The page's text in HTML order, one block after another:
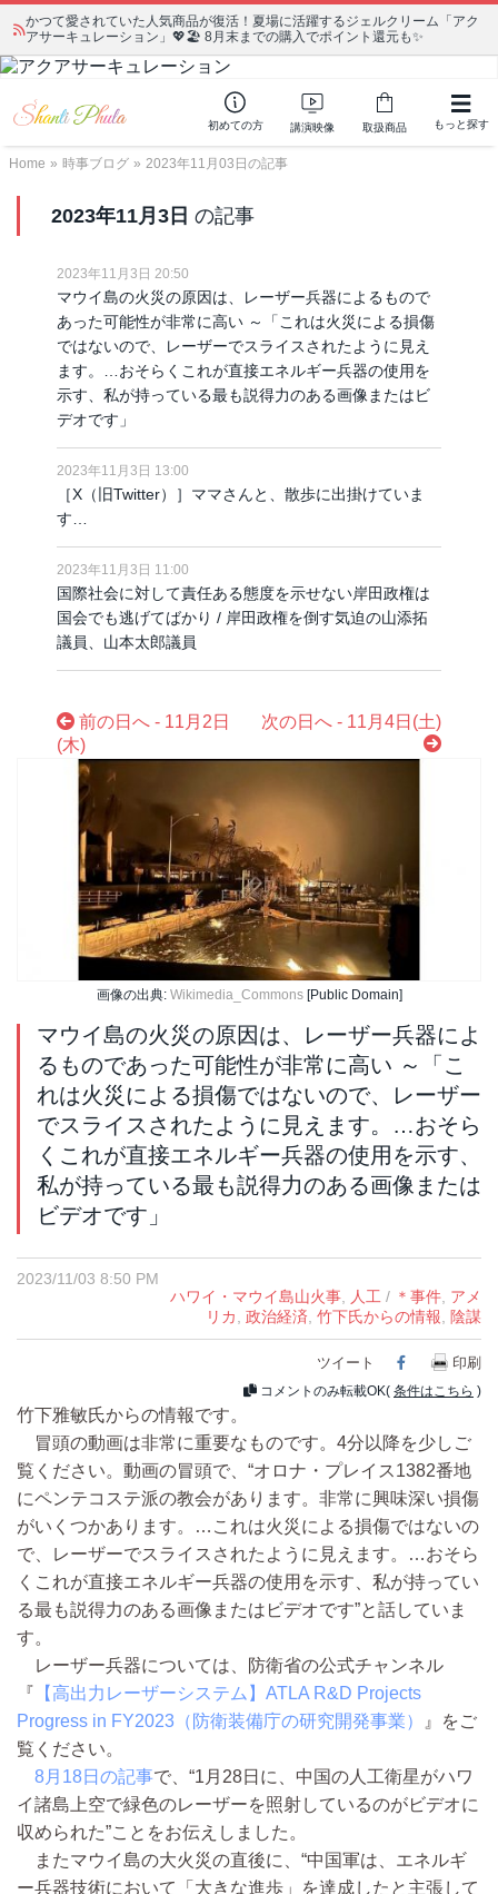
かつて愛されていた人気商品が復活！夏場に活躍するジェルクリーム「アク
アサーキュレーション」💖🏖️ 8月末までの購入でポイント還元も✨
初めての方 講演映像 取扱商品 もっと探す
Home » 時事ブログ » 2023年11月03日の記事
2023年11月3日 の記事
2023年11月3日 20:50
マウイ島の火災の原因は、レーザー兵器によるもので
あった可能性が非常に高い ～「これは火災による損傷
ではないので、レーザーでスライスされたように見え
ます。…おそらくこれが直接エネルギー兵器の使用を
示す、私が持っている最も説得力のある画像またはビ
デオです」
2023年11月3日 13:00
［X（旧Twitter）］ママさんと、散歩に出掛けていま
す…
2023年11月3日 11:00
国際社会に対して責任ある態度を示せない岸田政権は
国会でも逃げてばかり / 岸田政権を倒す気迫の山添拓
議員、山本太郎議員
前の日へ - 11月2日
(木)
次の日へ - 11月4日(土)
画像の出典: Wikimedia_Commons[Public Domain]
マウイ島の火災の原因は、レーザー兵器によ
るものであった可能性が非常に高い ～「こ
れは火災による損傷ではないので、レーザー
でスライスされたように見えます。…おそら
くこれが直接エネルギー兵器の使用を示す、
私が持っている最も説得力のある画像または
ビデオです」
2023/11/03 8:50 PM
ハワイ・マウイ島山火事, 人工 / ＊事件, アメ
リカ, 政治経済, 竹下氏からの情報, 陰謀
ツイート Facebook
印刷
コメントのみ転載OK( 条件はこちら )
竹下雅敏氏からの情報です。
冒頭の動画は非常に重要なものです。4分以降を少しご
覧ください。動画の冒頭で、“オロナ・プレイス1382番地
にペンテコステ派の教会があります。非常に興味深い損傷
がいくつかあります。…これは火災による損傷ではないの
で、レーザーでスライスされたように見えます。…おそら
くこれが直接エネルギー兵器の使用を示す、私が持ってい
る最も説得力のある画像またはビデオです”と話していま
す。
レーザー兵器については、防衛省の公式チャンネル
『 【高出力レーザーシステム】ATLA R&D Projects
Progress in FY2023（防衛装備庁の研究開発事業）
』をご
覧ください。
8月18日の記事で、“1月28日に、中国の人工衛星がハワ
イ諸島上空で緑色のレーザーを照射しているのがビデオに
収められた”ことをお伝えしました。
またマウイ島の大火災の直後に、“中国軍は、エネルギ
ー兵器技術において「大きな進歩」を達成したと主張して